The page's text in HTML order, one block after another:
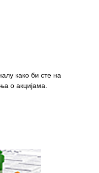
како би сте на
о акцијама.